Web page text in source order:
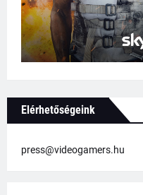
Elérhetőségeink
press@videogamers.hu